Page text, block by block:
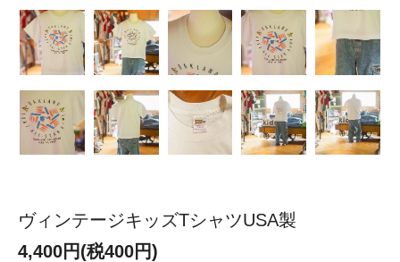
ヴィンテージキッズTシャツUSA製
4,400円(税400円)